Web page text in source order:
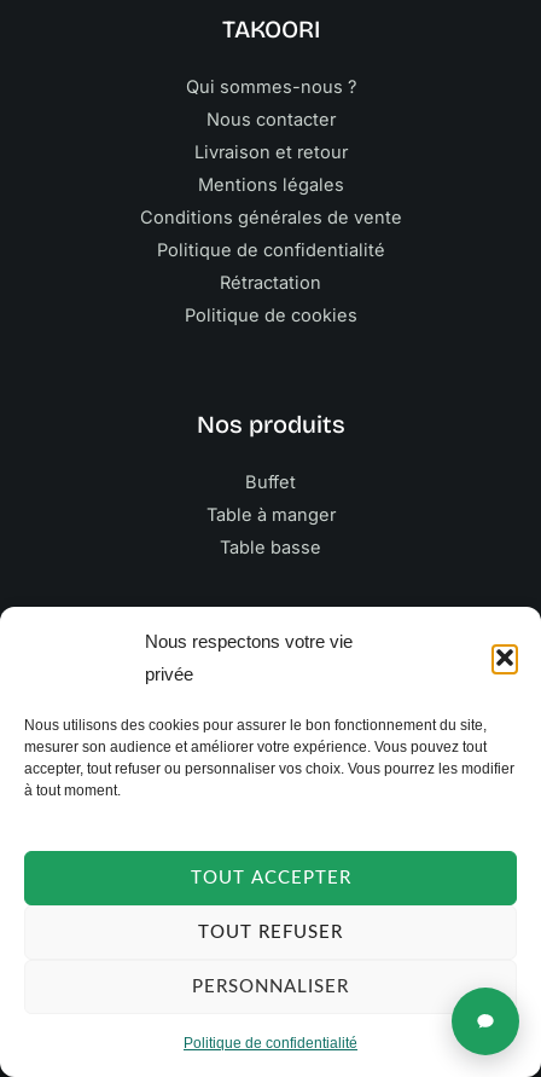
Nous respectons votre vie
privée
Nous utilisons des cookies pour assurer le bon fonctionnement du site,
mesurer son audience et améliorer votre expérience. Vous pouvez tout
accepter, tout refuser ou personnaliser vos choix. Vous pourrez les modifier
à tout moment.
TOUT ACCEPTER
TOUT REFUSER
PERSONNALISER
Politique de confidentialité
TAKOORI
Qui sommes-nous ?
Nous contacter
Livraison et retour
Mentions légales
Conditions générales de vente
Politique de confidentialité
Rétractation
Politique de cookies
Nos produits
Buffet
Table à manger
Table basse
Newsletter
m
a
i
Copyright © 2026 TAKOORI.